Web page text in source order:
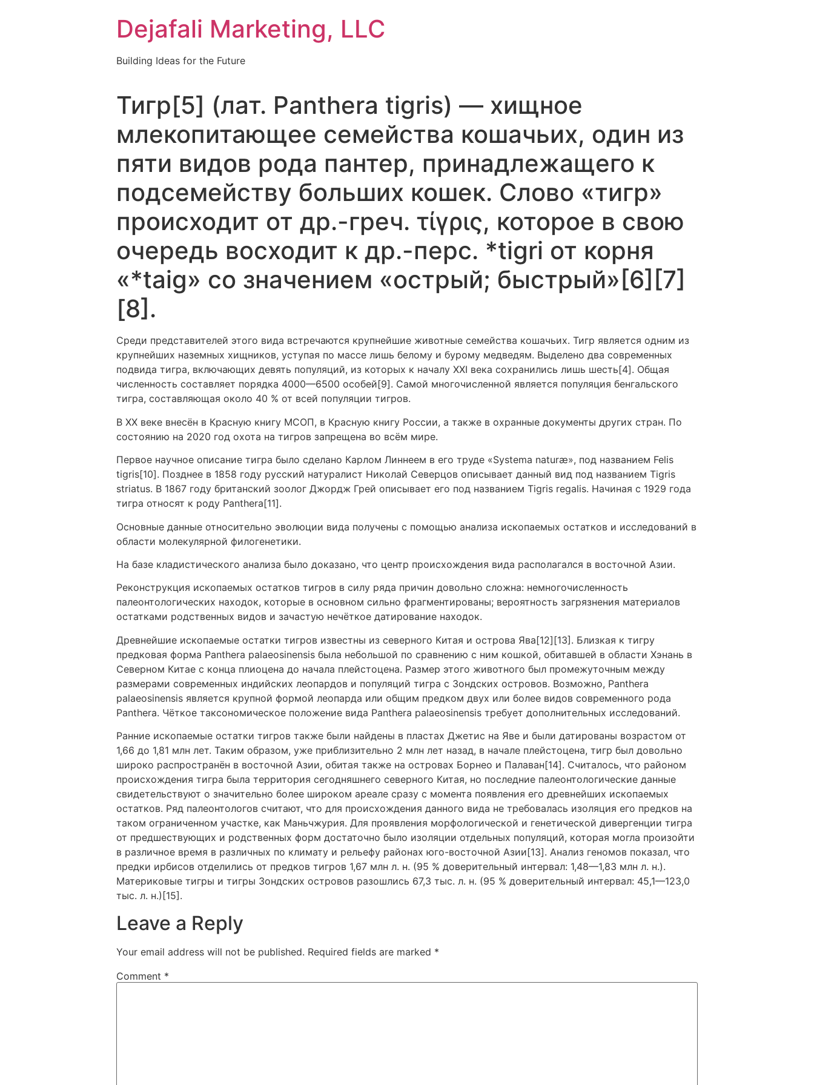
Dejafali Marketing, LLC
Building Ideas for the Future
Тигр[5] (лат. Panthera tigris) — хищное
млекопитающее семейства кошачьих, один из
пяти видов рода пантер, принадлежащего к
подсемейству больших кошек. Слово «тигр»
происходит от др.-греч. τίγρις, которое в свою
очередь восходит к др.-перс. *tigri от корня
«*taig» со значением «острый; быстрый»[6][7]
[8].
Среди представителей этого вида встречаются крупнейшие животные семейства кошачьих. Тигр является одним из
крупнейших наземных хищников, уступая по массе лишь белому и бурому медведям. Выделено два современных
подвида тигра, включающих девять популяций, из которых к началу XXI века сохранились лишь шесть[4]. Общая
численность составляет порядка 4000—6500 особей[9]. Самой многочисленной является популяция бенгальского
тигра, составляющая около 40 % от всей популяции тигров.
В XX веке внесён в Красную книгу МСОП, в Красную книгу России, а также в охранные документы других стран. По
состоянию на 2020 год охота на тигров запрещена во всём мире.
Первое научное описание тигра было сделано Карлом Линнеем в его труде «Systema naturæ», под названием Felis
tigris[10]. Позднее в 1858 году русский натуралист Николай Северцов описывает данный вид под названием Tigris
striatus. В 1867 году британский зоолог Джордж Грей описывает его под названием Tigris regalis. Начиная с 1929 года
тигра относят к роду Panthera[11].
Основные данные относительно эволюции вида получены с помощью анализа ископаемых остатков и исследований в
области молекулярной филогенетики.
На базе кладистического анализа было доказано, что центр происхождения вида располагался в восточной Азии.
Реконструкция ископаемых остатков тигров в силу ряда причин довольно сложна: немногочисленность
палеонтологических находок, которые в основном сильно фрагментированы; вероятность загрязнения материалов
остатками родственных видов и зачастую нечёткое датирование находок.
Древнейшие ископаемые остатки тигров известны из северного Китая и острова Ява[12][13]. Близкая к тигру
предковая форма Panthera palaeosinensis была небольшой по сравнению с ним кошкой, обитавшей в области Хэнань в
Северном Китае с конца плиоцена до начала плейстоцена. Размер этого животного был промежуточным между
размерами современных индийских леопардов и популяций тигра с Зондских островов. Возможно, Panthera
palaeosinensis является крупной формой леопарда или общим предком двух или более видов современного рода
Panthera. Чёткое таксономическое положение вида Panthera palaeosinensis требует дополнительных исследований.
Ранние ископаемые остатки тигров также были найдены в пластах Джетис на Яве и были датированы возрастом от
1,66 до 1,81 млн лет. Таким образом, уже приблизительно 2 млн лет назад, в начале плейстоцена, тигр был довольно
широко распространён в восточной Азии, обитая также на островах Борнео и Палаван[14]. Считалось, что районом
происхождения тигра была территория сегодняшнего северного Китая, но последние палеонтологические данные
свидетельствуют о значительно более широком ареале сразу с момента появления его древнейших ископаемых
остатков. Ряд палеонтологов считают, что для происхождения данного вида не требовалась изоляция его предков на
таком ограниченном участке, как Маньчжурия. Для проявления морфологической и генетической дивергенции тигра
от предшествующих и родственных форм достаточно было изоляции отдельных популяций, которая могла произойти
в различное время в различных по климату и рельефу районах юго-восточной Азии[13]. Анализ геномов показал, что
предки ирбисов отделились от предков тигров 1,67 млн л. н. (95 % доверительный интервал: 1,48—1,83 млн л. н.).
Материковые тигры и тигры Зондских островов разошлись 67,3 тыс. л. н. (95 % доверительный интервал: 45,1—123,0
тыс. л. н.)[15].
Leave a Reply
Your email address will not be published. Required fields are marked *
Comment *